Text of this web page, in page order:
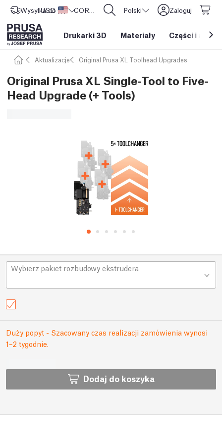
Wysyłka do Stany Zjednoczone
USD ($) CORE One L: Już w sprzedaży! Polski Zaloguj
Drukarki 3D Materiały Części i
Aktualizacje Original Prusa XL Toolhead Upgrades
Original Prusa XL Single-Tool to Five-
Head Upgrade (+ Tools)
Wybierz pakiet rozbudowy ekstrudera
Duży popyt - Szacowany czas realizacji zamówienia wynosi
1–2 tygodnie.
Dodaj do koszyka